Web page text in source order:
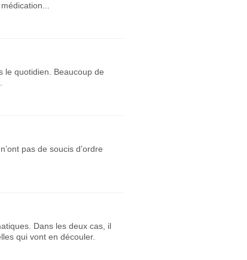
le quotidien. Beaucoup de
pas de soucis d’ordre
Dans les deux cas, il
qui vont en découler.